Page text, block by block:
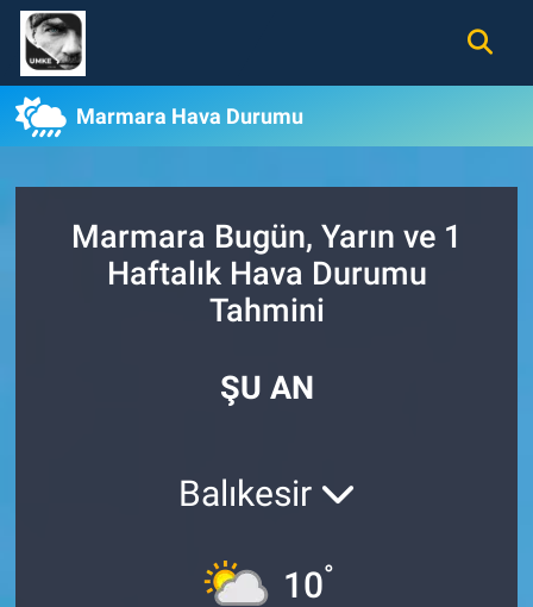
Marmara Hava Durumu
Marmara Bugün, Yarın ve 1
Haftalık Hava Durumu
Tahmini
ŞU AN
Balıkesir
10°
Gündem
Ekonomi
Magazin
Nöbetçi Eczaneler
Hava Durumu
Trafik Durumu